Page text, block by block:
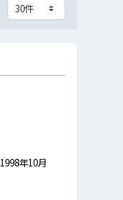
1998年10月